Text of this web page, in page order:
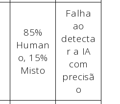
85%
Human
o, 15%
Misto
Falha
ao
detecta
r a IA
com
precisã
o